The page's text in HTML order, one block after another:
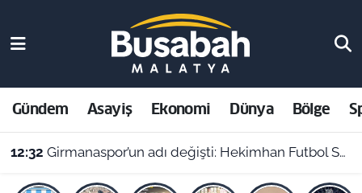
Gündem Asayiş Ekonomi Dünya Bölge
12:32 Girmanaspor’un adı değişti: Hekimhan Futbol Spor Kulübü geliyor
Asayiş
Ekonomi
Dünya
Malatya Nöbetçi Eczaneler
Malatya Hava Durumu
Malatya Namaz Vakitleri
Malatya Trafik Yoğunluk Haritası